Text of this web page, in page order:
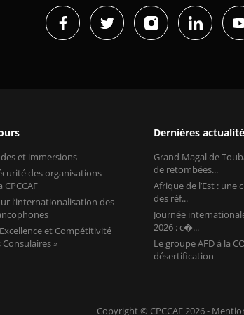
et immersions
des organisations
l’internationalisation des
et Compétitivité
»
Dernières
Grand Magal de
de retombées...
Afrique de l’Est : une
des réf...
Journée
2026 : c�...
Le groupe AFD à la
désertification
Copyright © CPCCAF 2026 -